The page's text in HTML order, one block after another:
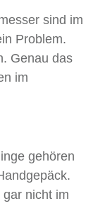
sind im
Problem.
Genau das
im
gehören
nicht im